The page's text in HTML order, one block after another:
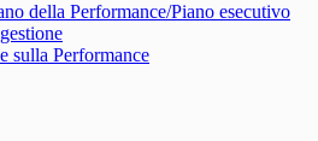
della Performance/Piano esecutivo
sulla Performance